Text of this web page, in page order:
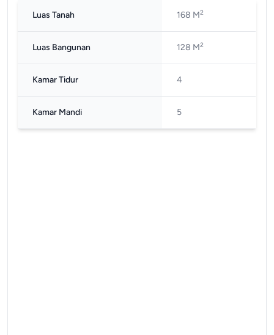
Luas Tanah 168 M2
Luas Bangunan 128 M2
Kamar Tidur 4
Kamar Mandi 5